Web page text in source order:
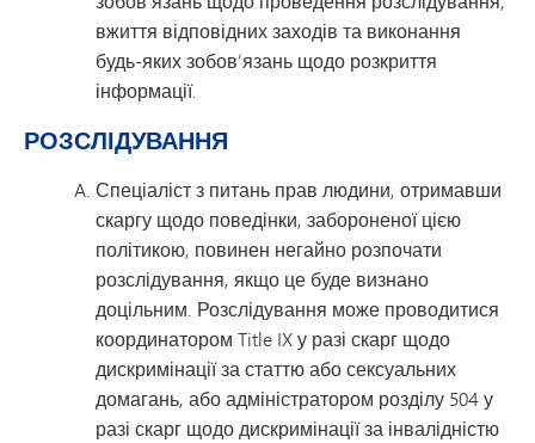
вжиття відповідних заходів та виконання
будь-яких зобов’язань щодо розкриття
інформації.
РОЗСЛІДУВАННЯ
Спеціаліст з питань прав людини, отримавши
скаргу щодо поведінки, забороненої цією
політикою, повинен негайно розпочати
розслідування, якщо це буде визнано
доцільним. Розслідування може проводитися
координатором Title IX у разі скарг щодо
дискримінації за статтю або сексуальних
домагань, або адміністратором розділу 504 у
разі скарг щодо дискримінації за інвалідністю